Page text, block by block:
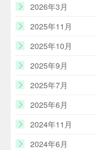
2026年3月
2025年11月
2025年10月
2025年9月
2025年7月
2025年6月
2024年11月
2024年6月